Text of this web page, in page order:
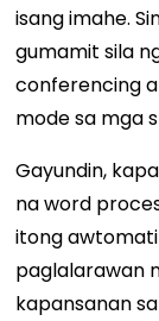
isang imahe.
gumamit sila
conferencing
mode sa mga
Gayundin,
na word
itong
paglalarawan
kapansanan